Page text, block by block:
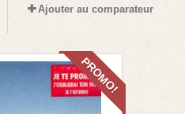
Ajouter au comparateur
PROMO!